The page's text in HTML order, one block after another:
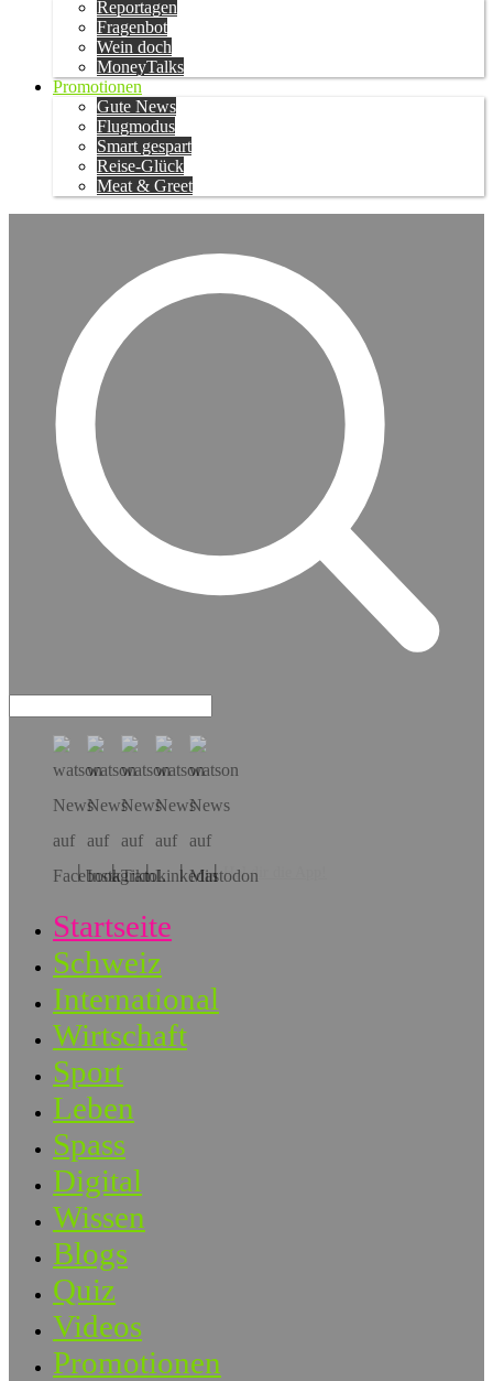
Reportagen
Fragenbot
Wein doch
MoneyTalks
Promotionen
Gute News
Flugmodus
Smart gespart
Reise-Glück
Meat & Greet
Hol dir die App!
Startseite
Schweiz
International
Wirtschaft
Sport
Leben
Spass
Digital
Wissen
Blogs
Quiz
Videos
Promotionen